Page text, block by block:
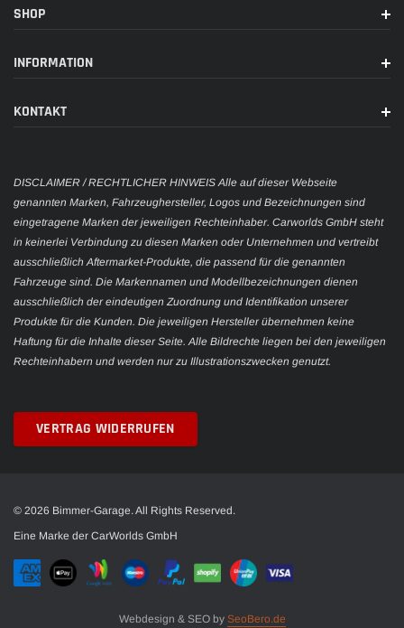
SHOP
INFORMATION
KONTAKT
DISCLAIMER / RECHTLICHER HINWEIS Alle auf dieser Webseite
genannten Marken, Fahrzeughersteller, Logos und Bezeichnungen sind
eingetragene Marken der jeweiligen Rechteinhaber. Carworlds GmbH steht
in keinerlei Verbindung zu diesen Marken oder Unternehmen und vertreibt
ausschließlich Aftermarket-Produkte, die passend für die genannten
Fahrzeuge sind. Die Markennamen und Modellbezeichnungen dienen
ausschließlich der eindeutigen Zuordnung und Identifikation unserer
Produkte für die Kunden. Die jeweiligen Hersteller übernehmen keine
Haftung für die Inhalte dieser Seite. Alle Bildrechte liegen bei den jeweiligen
Rechteinhabern und werden nur zu Illustrationszwecken genutzt.
VERTRAG WIDERRUFEN
© 2026 Bimmer-Garage. All Rights Reserved.
Eine Marke der CarWorlds GmbH
Webdesign & SEO by SeoBero.de